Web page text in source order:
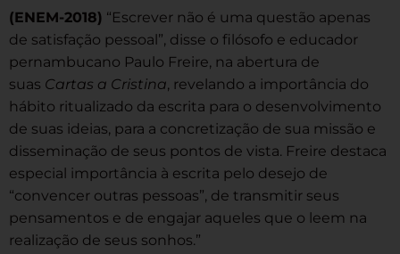
(ENEM-2018) “Escrever não é uma questão apenas
de satisfação pessoal”, disse o filósofo e educador
pernambucano Paulo Freire, na abertura de
suas Cartas a Cristina, revelando a importância do
hábito ritualizado da escrita para o desenvolvimento
de suas ideias, para a concretização de sua missão e
disseminação de seus pontos de vista. Freire destaca
especial importância à escrita pelo desejo de
“convencer outras pessoas”, de transmitir seus
pensamentos e de engajar aqueles que o leem na
realização de seus sonhos.”